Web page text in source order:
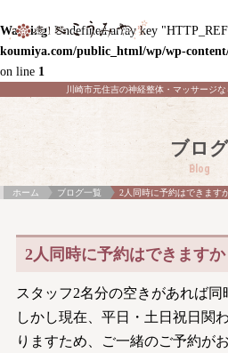
Warning: Undefined array key
koumiya.com/public_html/wp/wp-
on line 1
川崎市元住吉の神経整体・マッサージ
ブログ
Blog
ホーム ブログ一覧 2人同時に予約はできます
2人同時に予約はできますか
スタッフ2名分の空きがあれば同
しかし現在、平日・土日祝日関
りますため、ご一緒のご予約が